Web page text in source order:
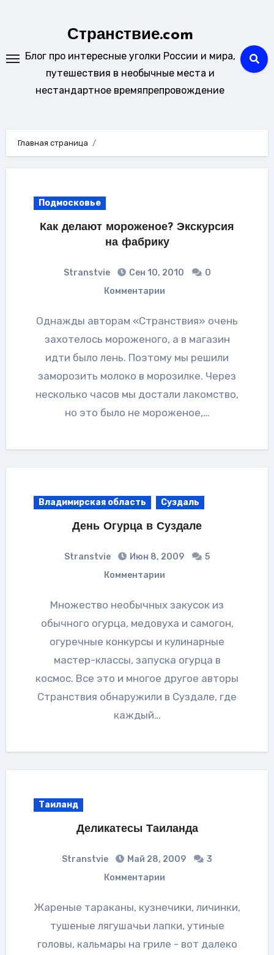
Странствие.com
Блог про интересные уголки России и мира,
путешествия в необычные места и
нестандартное времяпрепровождение
Главная страница
Подмосковье
Как делают мороженое? Экскурсия
на фабрику
Stranstvie Сен 10, 2010
0
Комментарии
Однажды авторам «Странствия» очень
захотелось мороженого, а в магазин
идти было лень. Поэтому мы решили
заморозить молоко в морозилке. Через
несколько часов мы достали лакомство,
но это было не мороженое,…
Владимирская область Суздаль
День Огурца в Суздале
Stranstvie Июн 8, 2009
5
Комментарии
Множество необычных закусок из
обычного огурца, медовуха и самогон,
огуречные конкурсы и кулинарные
мастер-классы, запуска огурца в
космос. Все это и многое другое авторы
Странствия обнаружили в Суздале, где
каждый…
Таиланд
Деликатесы Таиланда
Stranstvie Май 28, 2009
3
Комментарии
Жареные тараканы, кузнечики, личинки,
тушеные лягушачьи лапки, утиные
головы, кальмары на гриле - вот далеко